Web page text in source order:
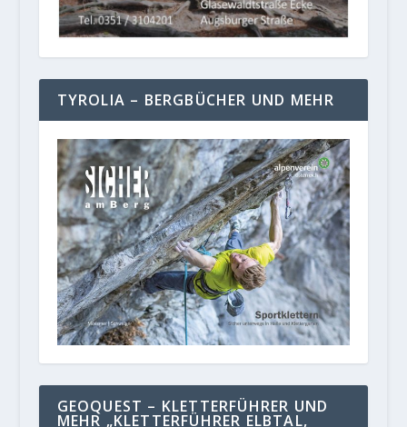
TYROLIA – BERGBÜCHER UND MEHR
GEOQUEST – KLETTERFÜHRER UND
MEHR „KLETTERFÜHRER ELBTAL,